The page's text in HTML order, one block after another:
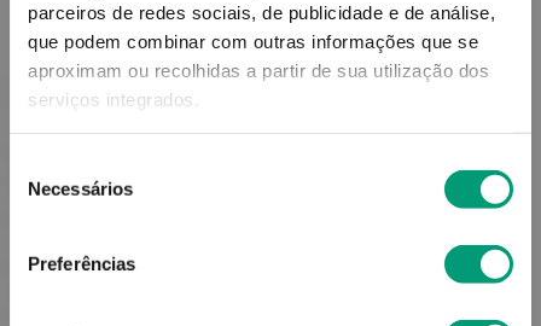
parceiros de redes sociais, de publicidade e de análise,
que podem combinar com outras informações que se
aproximam ou recolhidas a partir de sua utilização dos
serviços integrados.
Necessários
Preferências